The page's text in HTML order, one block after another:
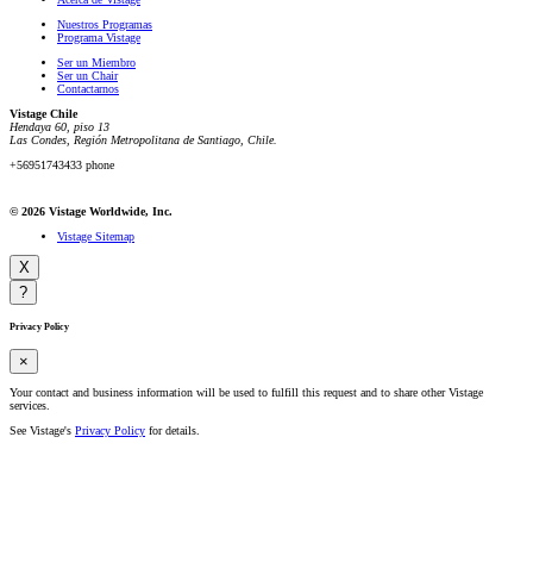
Nuestros Programas
Programa Vistage
Ser un Miembro
Ser un Chair
Contactarnos
Vistage Chile
Hendaya 60, piso 13
Las Condes, Región Metropolitana de Santiago, Chile.
+56951743433 phone
© 2026 Vistage Worldwide, Inc.
Vistage Sitemap
X
?
Privacy Policy
×
Your contact and business information will be used to fulfill this request and to share other Vistage
services.
See Vistage's Privacy Policy for details.